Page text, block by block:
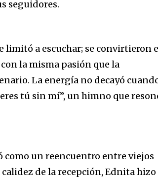
seguidores.
limitó a escuchar; se convirtieron
la misma pasión que la
La energía no decayó
tú sin mí”, un himno que
como un reencuentro entre viejos
de la recepción, Ednita hizo